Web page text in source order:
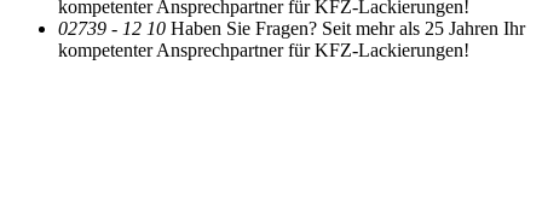
kompetenter Ansprechpartner für KFZ-Lackierungen!
02739 - 12 10 Haben Sie Fragen? Seit mehr als 25 Jahren Ihr
kompetenter Ansprechpartner für KFZ-Lackierungen!